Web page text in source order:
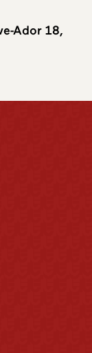
Ador 18,